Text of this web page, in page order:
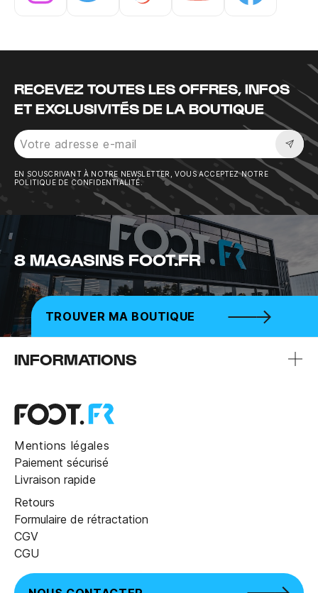
RECEVEZ TOUTES LES OFFRES, INFOS
ET EXCLUSIVITÉS DE LA BOUTIQUE
EN SOUSCRIVANT À NOTRE NEWSLETTER, VOUS ACCEPTEZ NOTRE
POLITIQUE DE CONFIDENTIALITÉ.
8 MAGASINS FOOT.FR
TROUVER MA BOUTIQUE
INFORMATIONS
Mentions légales
Paiement sécurisé
Livraison rapide
Retours
Formulaire de rétractation
CGV
CGU